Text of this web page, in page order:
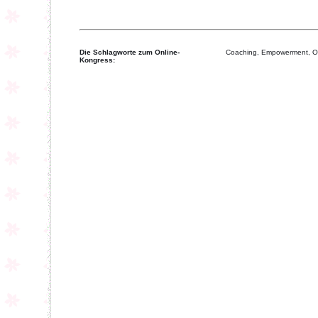
Die Schlagworte zum Online-
Kongress:
Coaching, Empowerment,